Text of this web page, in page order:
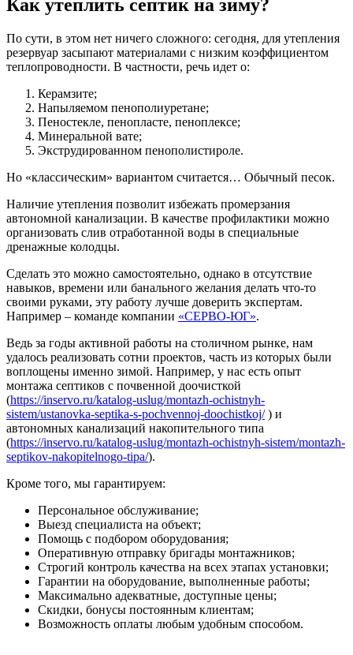
Как утеплить септик на зиму?
По сути, в этом нет ничего сложного: сегодня, для утепления
резервуар засыпают материалами с низким коэффициентом
теплопроводности. В частности, речь идет о:
Керамзите;
Напыляемом пенополиуретане;
Пеностекле, пенопласте, пеноплексе;
Минеральной вате;
Экструдированном пенополистироле.
Но «классическим» вариантом считается… Обычный песок.
Наличие утепления позволит избежать промерзания
автономной канализации. В качестве профилактики можно
организовать слив отработанной воды в специальные
дренажные колодцы.
Сделать это можно самостоятельно, однако в отсутствие
навыков, времени или банального желания делать что-то
своими руками, эту работу лучше доверить экспертам.
Например – команде компании «СЕРВО-ЮГ».
Ведь за годы активной работы на столичном рынке, нам
удалось реализовать сотни проектов, часть из которых были
воплощены именно зимой. Например, у нас есть опыт
монтажа септиков с почвенной доочисткой
(https://inservo.ru/katalog-uslug/montazh-ochistnyh-
sistem/ustanovka-septika-s-pochvennoj-doochistkoj/) и
автономных канализаций накопительного типа
(https://inservo.ru/katalog-uslug/montazh-ochistnyh-sistem/montazh-
septikov-nakopitelnogo-tipa/).
Кроме того, мы гарантируем:
Персональное обслуживание;
Выезд специалиста на объект;
Помощь с подбором оборудования;
Оперативную отправку бригады монтажников;
Строгий контроль качества на всех этапах установки;
Гарантии на оборудование, выполненные работы;
Максимально адекватные, доступные цены;
Скидки, бонусы постоянным клиентам;
Возможность оплаты любым удобным способом.